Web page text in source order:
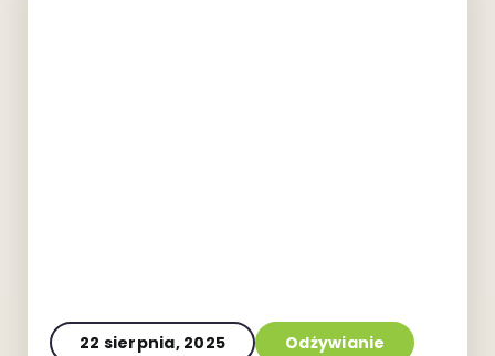
22 sierpnia, 2025 Odżywianie